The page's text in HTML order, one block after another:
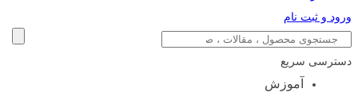
ورود و ثبت نام
دسترسی سریع
آموزش